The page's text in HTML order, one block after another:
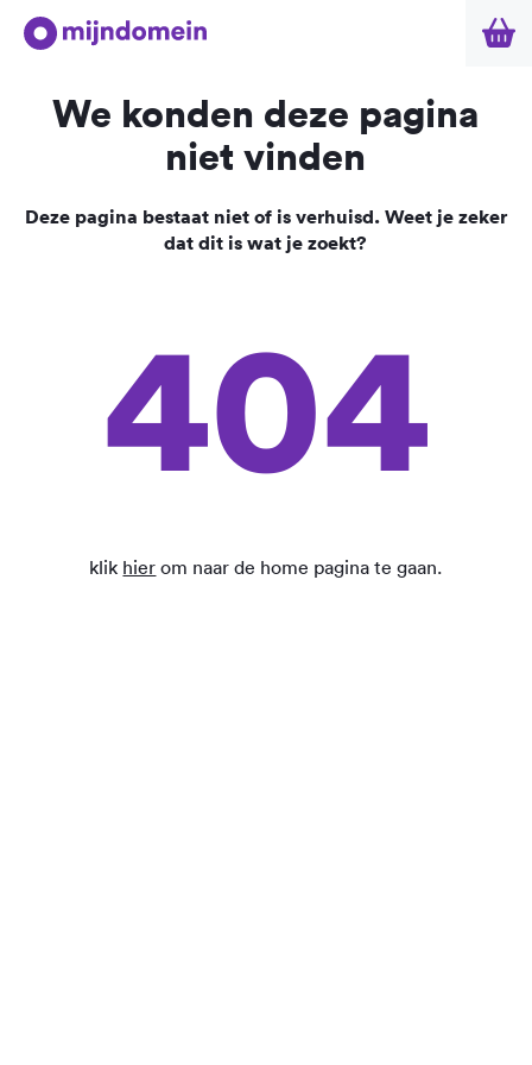
We konden deze pagina
niet vinden
Deze pagina bestaat niet of is verhuisd. Weet je zeker
dat dit is wat je zoekt?
404
klik hier om naar de home pagina te gaan.